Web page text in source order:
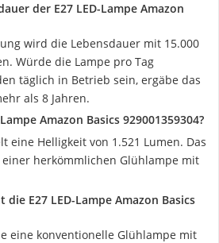
der E27 LED-Lampe Amazon
wird die Lebensdauer mit 15.000
Würde die Lampe pro Tag
täglich in Betrieb sein, ergäbe das
als 8 Jahren.
Amazon Basics 929001359304?
eine Helligkeit von 1.521 Lumen. Das
herkömmlichen Glühlampe mit
E27 LED-Lampe Amazon Basics
eine konventionelle Glühlampe mit